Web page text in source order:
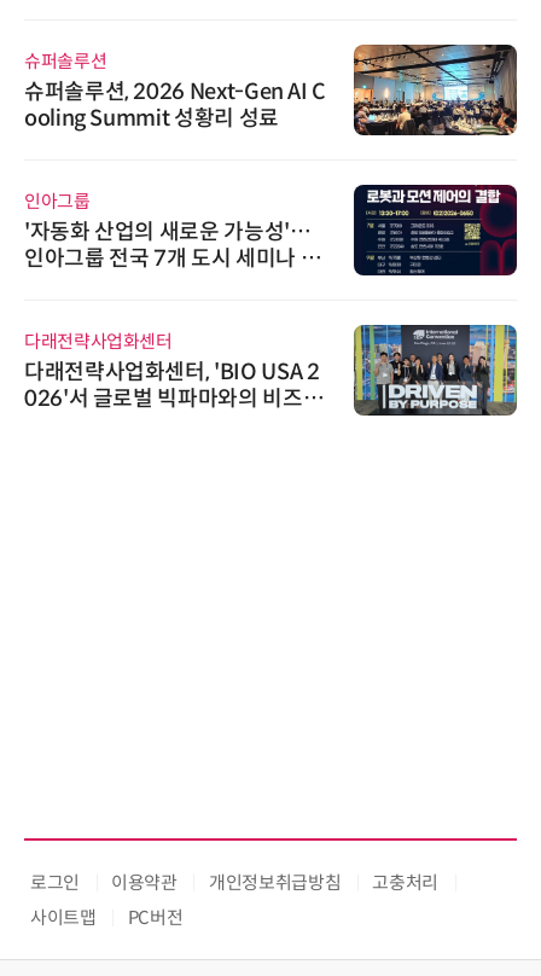
슈퍼솔루션
슈퍼솔루션, 2026 Next-Gen AI C
ooling Summit 성황리 성료
인아그룹
'자동화 산업의 새로운 가능성'…
인아그룹 전국 7개 도시 세미나 페
다래전략사업화센터
다래전략사업화센터, 'BIO USA 2
026'서 글로벌 빅파마와의 비즈니
로그인 이용약관 개인정보취급방침
고충처리
사이트맵
PC버전